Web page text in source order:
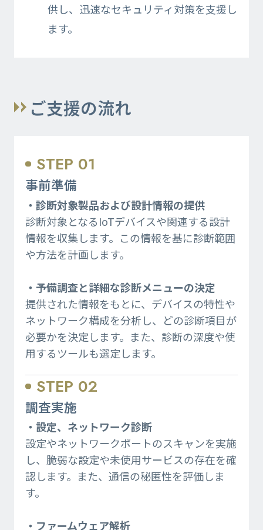
供し、迅速なセキュリティ対策を支援し
ます。
ご支援の流れ
STEP 01
事前準備
・診断対象製品および設計情報の提供
診断対象となるIoTデバイスや関連する設計
情報を収集します。この情報を基に診断範囲
や方法を計画します。
・予備調査と詳細な診断メニューの決定
提供された情報をもとに、デバイスの特性や
ネットワーク構成を分析し、どの診断項目が
必要かを決定します。また、診断の深度や使
用するツールも選定します。
STEP 02
調査実施
・設定、ネットワーク診断
設定やネットワークポートのスキャンを実施
し、脆弱な設定や未使用サービスの存在を確
認します。また、通信の秘匿性を評価しま
す。
・ファームウェア解析